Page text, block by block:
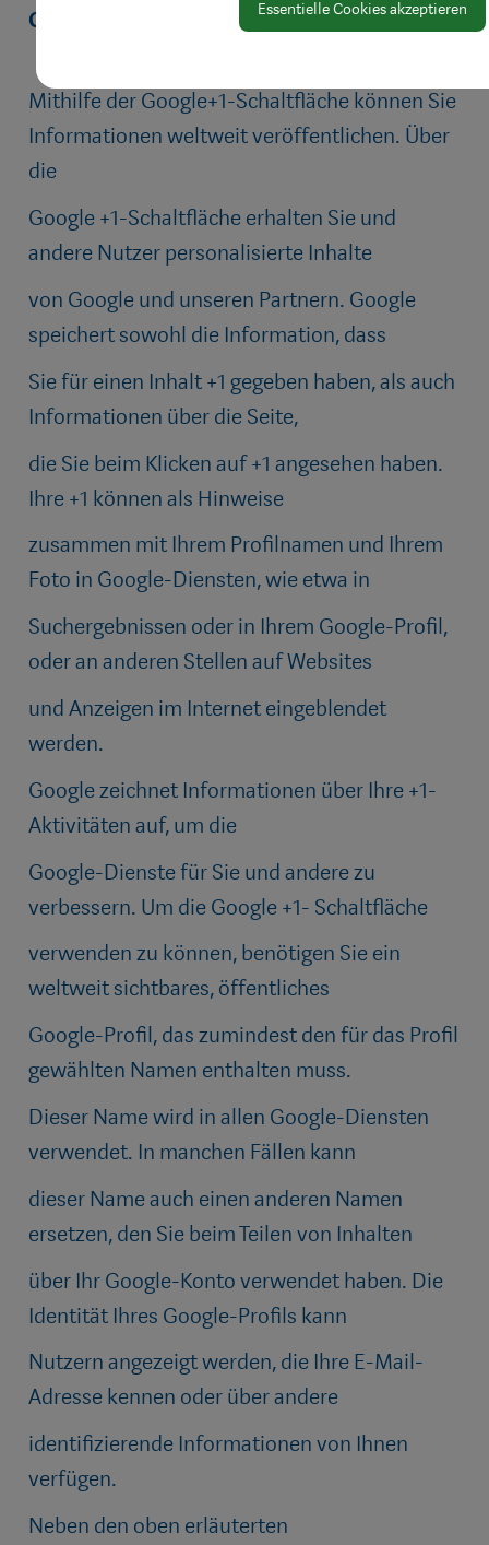
Google+
Mithilfe der Google+1-Schaltfläche können Sie
Informationen weltweit veröffentlichen. Über
die
Google +1-Schaltfläche erhalten Sie und
andere Nutzer personalisierte Inhalte
von Google und unseren Partnern. Google
speichert sowohl die Information, dass
Sie für einen Inhalt +1 gegeben haben, als auch
Informationen über die Seite,
die Sie beim Klicken auf +1 angesehen haben.
Ihre +1 können als Hinweise
zusammen mit Ihrem Profilnamen und Ihrem
Foto in Google-Diensten, wie etwa in
Suchergebnissen oder in Ihrem Google-Profil,
oder an anderen Stellen auf Websites
und Anzeigen im Internet eingeblendet
werden.
Google zeichnet Informationen über Ihre +1-
Aktivitäten auf, um die
Google-Dienste für Sie und andere zu
verbessern. Um die Google +1- Schaltfläche
verwenden zu können, benötigen Sie ein
weltweit sichtbares, öffentliches
Google-Profil, das zumindest den für das Profil
gewählten Namen enthalten muss.
Dieser Name wird in allen Google-Diensten
verwendet. In manchen Fällen kann
dieser Name auch einen anderen Namen
ersetzen, den Sie beim Teilen von Inhalten
über Ihr Google-Konto verwendet haben. Die
Identität Ihres Google-Profils kann
Nutzern angezeigt werden, die Ihre E-Mail-
Adresse kennen oder über andere
identifizierende Informationen von Ihnen
verfügen.
Neben den oben erläuterten
Essentielle Cookies akzeptieren